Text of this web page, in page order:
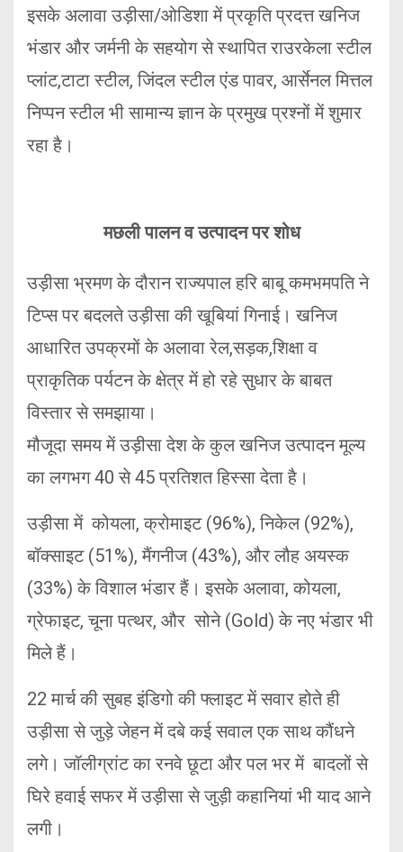
इसके अलावा उड़ीसा/ओडिशा में प्रकृति प्रदत्त खनिज
भंडार और जर्मनी के सहयोग से स्थापित राउरकेला स्टील
प्लांट,टाटा स्टील, जिंदल स्टील एंड पावर, आर्सेनल मित्तल
निप्पन स्टील भी सामान्य ज्ञान के प्रमुख प्रश्नों में शुमार
रहा है।
मछली पालन व उत्पादन पर शोध
उड़ीसा भ्रमण के दौरान राज्यपाल हरि बाबू कमभमपति ने
टिप्स पर बदलते उड़ीसा की खूबियां गिनाई। खनिज
आधारित उपक्रमों के अलावा रेल,सड़क,शिक्षा व
प्राकृतिक पर्यटन के क्षेत्र में हो रहे सुधार के बाबत
विस्तार से समझाया।
मौजूदा समय में उड़ीसा देश के कुल खनिज उत्पादन मूल्य
का लगभग 40 से 45 प्रतिशत हिस्सा देता है।
उड़ीसा में कोयला, क्रोमाइट (96%), निकेल (92%),
बॉक्साइट (51%), मैंगनीज (43%), और लौह अयस्क
(33%) के विशाल भंडार हैं। इसके अलावा, कोयला,
ग्रेफाइट, चूना पत्थर, और सोने (Gold) के नए भंडार भी
मिले हैं।
22 मार्च की सुबह इंडिगो की फ्लाइट में सवार होते ही
उड़ीसा से जुड़े जेहन में दबे कई सवाल एक साथ कौंधने
लगे। जॉलीग्रांट का रनवे छूटा और पल भर में बादलों से
घिरे हवाई सफर में उड़ीसा से जुड़ी कहानियां भी याद आने
लगी।